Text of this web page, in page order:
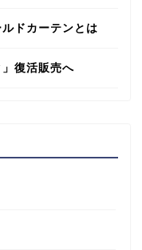
ドカーテンとは
復活販売へ